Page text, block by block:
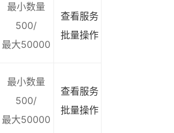
最小数量
500/
最大50000
查看服务
批量操作
最小数量
500/
最大50000
查看服务
批量操作